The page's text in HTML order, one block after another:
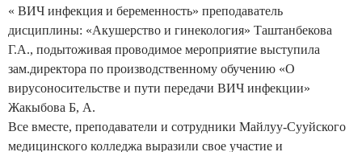
« ВИЧ инфекция и беременность» преподаватель
дисциплины: «Акушерство и гинекология» Таштанбекова
Г.А., подытоживая проводимое мероприятие выступила
зам.директора по производственному обучению «О
вирусоносительстве и пути передачи ВИЧ инфекции»
Жакыбова Б, А.
Все вместе, преподаватели и сотрудники Майлуу-Сууйского
медицинского колледжа выразили свое участие и